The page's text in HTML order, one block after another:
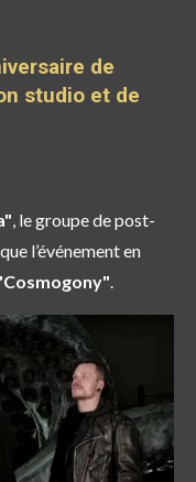
de
studio et de
, le groupe de post-
l’événement en
.